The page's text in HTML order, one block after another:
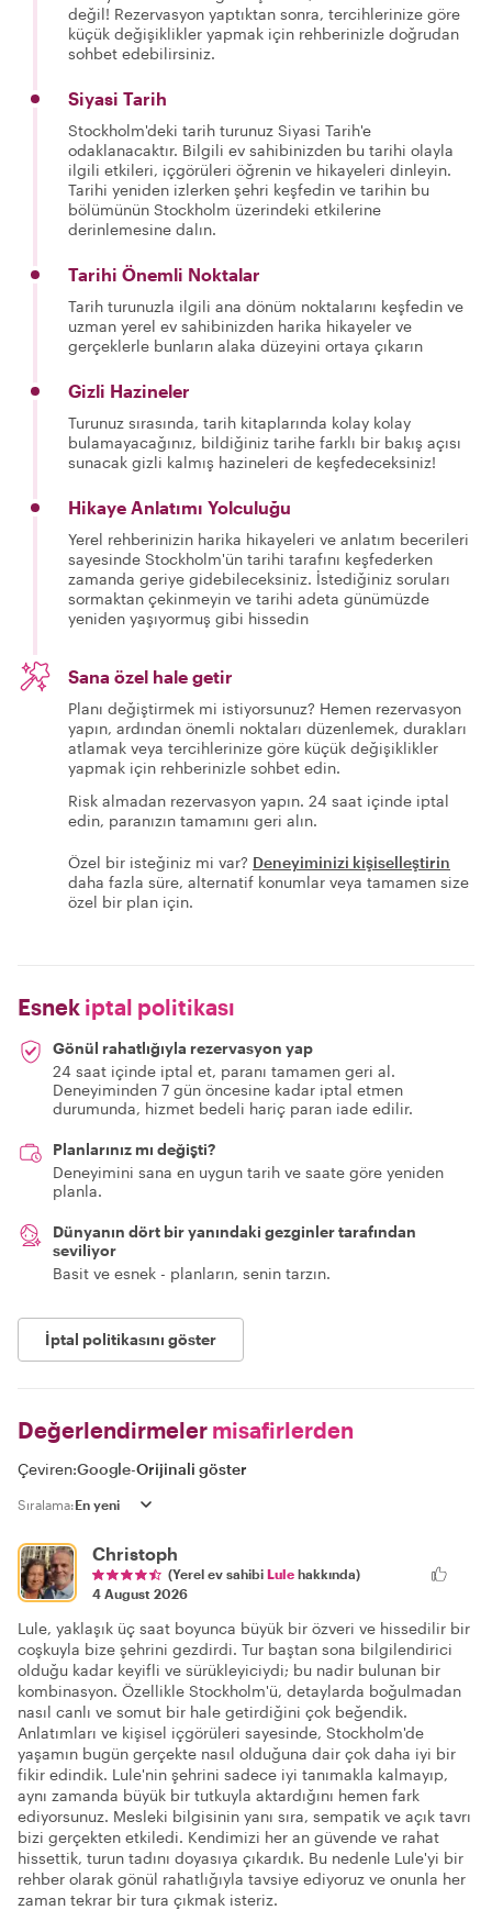
değil! Rezervasyon yaptıktan sonra, tercihlerinize göre
küçük değişiklikler yapmak için rehberinizle doğrudan
sohbet edebilirsiniz.
Siyasi Tarih
Stockholm'deki tarih turunuz Siyasi Tarih'e
odaklanacaktır. Bilgili ev sahibinizden bu tarihi olayla
ilgili etkileri, içgörüleri öğrenin ve hikayeleri dinleyin.
Tarihi yeniden izlerken şehri keşfedin ve tarihin bu
bölümünün Stockholm üzerindeki etkilerine
derinlemesine dalın.
Tarihi Önemli Noktalar
Tarih turunuzla ilgili ana dönüm noktalarını keşfedin ve
uzman yerel ev sahibinizden harika hikayeler ve
gerçeklerle bunların alaka düzeyini ortaya çıkarın
Gizli Hazineler
Turunuz sırasında, tarih kitaplarında kolay kolay
bulamayacağınız, bildiğiniz tarihe farklı bir bakış açısı
sunacak gizli kalmış hazineleri de keşfedeceksiniz!
Hikaye Anlatımı Yolculuğu
Yerel rehberinizin harika hikayeleri ve anlatım becerileri
sayesinde Stockholm'ün tarihi tarafını keşfederken
zamanda geriye gidebileceksiniz. İstediğiniz soruları
sormaktan çekinmeyin ve tarihi adeta günümüzde
yeniden yaşıyormuş gibi hissedin
Sana özel hale getir
Planı değiştirmek mi istiyorsunuz? Hemen rezervasyon
yapın, ardından önemli noktaları düzenlemek, durakları
atlamak veya tercihlerinize göre küçük değişiklikler
yapmak için rehberinizle sohbet edin.
Risk almadan rezervasyon yapın. 24 saat içinde iptal
edin, paranızın tamamını geri alın.
Özel bir isteğiniz mi var? Deneyiminizi kişiselleştirin
daha fazla süre, alternatif konumlar veya tamamen size
özel bir plan için.
Esnek iptal politikası
Gönül rahatlığıyla rezervasyon yap
24 saat içinde iptal et, paranı tamamen geri al.
Deneyiminden 7 gün öncesine kadar iptal etmen
durumunda, hizmet bedeli hariç paran iade edilir.
Planlarınız mı değişti?
Deneyimini sana en uygun tarih ve saate göre yeniden
planla.
Dünyanın dört bir yanındaki gezginler tarafından
seviliyor
Basit ve esnek - planların, senin tarzın.
İptal politikasını göster
Değerlendirmeler misafirlerden
Çeviren:Google-Orijinali göster
Sıralama:
Christoph
(Yerel ev sahibi Lule hakkında)
4 August 2026
Lule, yaklaşık üç saat boyunca büyük bir özveri ve hissedilir bir
coşkuyla bize şehrini gezdirdi. Tur baştan sona bilgilendirici
olduğu kadar keyifli ve sürükleyiciydi; bu nadir bulunan bir
kombinasyon. Özellikle Stockholm'ü, detaylarda boğulmadan
nasıl canlı ve somut bir hale getirdiğini çok beğendik.
Anlatımları ve kişisel içgörüleri sayesinde, Stockholm'de
yaşamın bugün gerçekte nasıl olduğuna dair çok daha iyi bir
fikir edindik. Lule'nin şehrini sadece iyi tanımakla kalmayıp,
aynı zamanda büyük bir tutkuyla aktardığını hemen fark
ediyorsunuz. Mesleki bilgisinin yanı sıra, sempatik ve açık tavrı
bizi gerçekten etkiledi. Kendimizi her an güvende ve rahat
hissettik, turun tadını doyasıya çıkardık. Bu nedenle Lule'yi bir
rehber olarak gönül rahatlığıyla tavsiye ediyoruz ve onunla her
zaman tekrar bir tura çıkmak isteriz.